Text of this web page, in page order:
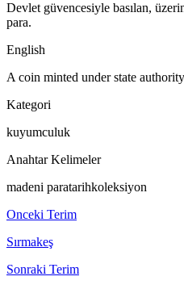
Devlet güvencesiyle basılan,
para.
English
A coin minted under state
Kategori
kuyumculuk
Anahtar Kelimeler
madeni paratarihkoleksiyon
Onceki Terim
Sırmakeş
Sonraki Terim